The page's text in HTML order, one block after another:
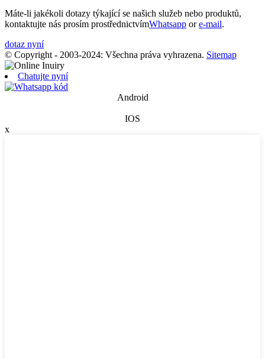
Máte-li jakékoli dotazy týkající se našich služeb nebo produktů,
kontaktujte nás prosím prostřednictvímWhatsapp ore-mail.
dotaz nyní
© Copyright - 2003-2024: Všechna práva vyhrazena. Sitemap
Chatujte nyní
Android
IOS
x